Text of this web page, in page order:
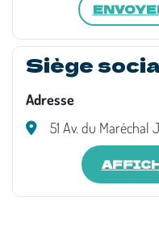
Siège
Adresse
51 Av. du